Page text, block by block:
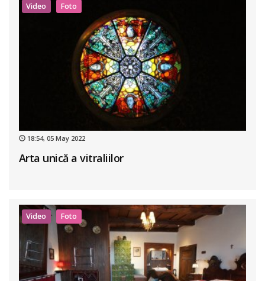
Video Foto
18:54, 05 May 2022
Arta unică a vitraliilor
Video Foto